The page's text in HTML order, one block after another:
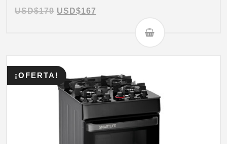
USD$179 USD$167
¡OFERTA!